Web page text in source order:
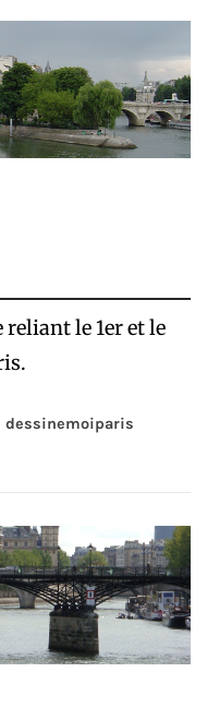
le 1er et le
dessinemoiparis